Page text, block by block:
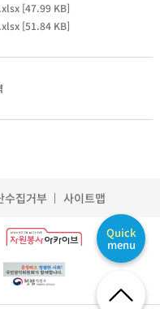
[47.99 KB]
[51.84 KB]
Quick
menu
수집거부 사이트맵